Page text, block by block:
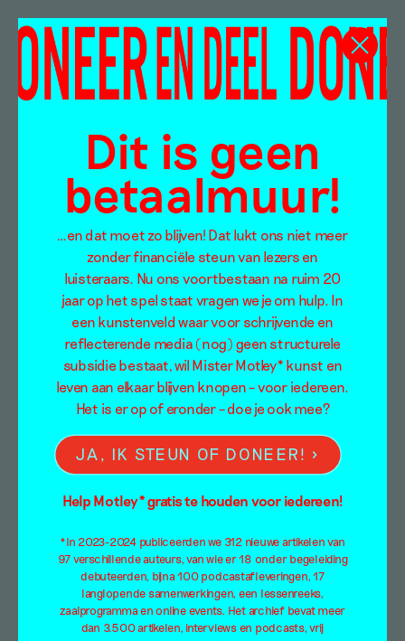
Dit is geen
betaalmuur!
…en dat moet zo blijven! Dat lukt ons niet meer
zonder financiële steun van lezers en
luisteraars. Nu ons voortbestaan na ruim 20
jaar op het spel staat vragen we je om hulp. In
een kunstenveld waar voor schrijvende en
reflecterende media (nog) geen structurele
subsidie bestaat, wil Mister Motley* kunst en
leven aan elkaar blijven knopen – voor iedereen.
Het is er op of eronder – doe je ook mee?
JA, IK STEUN OF DONEER!
Help Motley* gratis te houden voor iedereen!
*In 2023-2024 publiceerden we 312 nieuwe artikelen van
97 verschillende auteurs, van wie er 18 onder begeleiding
debuteerden, bijna 100 podcastafleveringen, 17
langlopende samenwerkingen, een lessenreeks,
zaalprogramma en online events. Het archief bevat meer
dan 3.500 artikelen, interviews en podcasts, vrij